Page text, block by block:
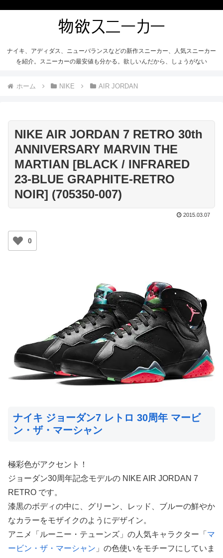
ナイキ、アディダス、ニューバランスなどの新作スニーカー、人気スニーカー
を紹介。スニーカーの最安値も分かる。欲しいんだから、しょうがない
ホーム NIKE AIR JORDAN
NIKE AIR JORDAN 7 RETRO 30th
ANNIVERSARY MARVIN THE
MARTIAN [BLACK / INFRARED
23-BLUE GRAPHITE-RETRO
NOIR] (705350-007)
2015.03.07
0
ナイキ ジョーダン7 レトロ 30周年 マービ
ン・ザ・マーシャン
極彩色がアクセント！
ジョーダン30周年記念モデルの NIKE AIR JORDAN 7
RETRO です。
漆黒のボディの中に、グリーン、レッド、ブルーの鮮やか
なカラーをモザイクのようにデザイン。
アニメ「ルーニー・テューンズ」の人気キャラクター「 マ
ービン・ザ・マーシャン 」の色使いをモチーフにしていま